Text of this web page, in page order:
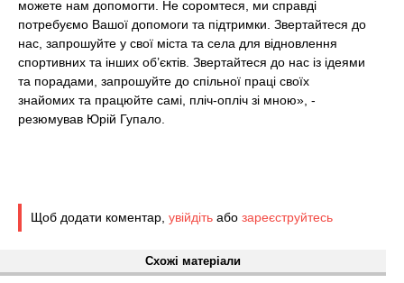
можете нам допомогти. Не соромтеся, ми справді
потребуємо Вашої допомоги та підтримки. Звертайтеся до
нас, запрошуйте у свої міста та села для відновлення
спортивних та інших об’єктів. Звертайтеся до нас із ідеями
та порадами, запрошуйте до спільної праці своїх
знайомих та працюйте самі, пліч-опліч зі мною», -
резюмував Юрій Гупало.
Щоб додати коментар, увійдіть або зареєструйтесь
Схожі матеріали